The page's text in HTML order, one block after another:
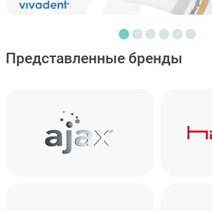
Представленные бренды